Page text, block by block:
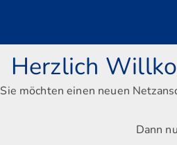
Herzlich
Sie möchten einen neuen
Dann